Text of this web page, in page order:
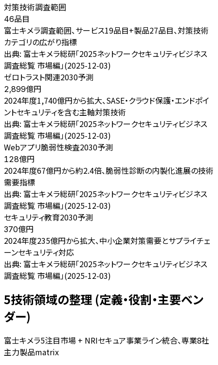
対策技術調査範囲
46品目
富士キメラ調査範囲、サービス19品目+製品27品目、対策技術
カテゴリの広がり指標
出典: 富士キメラ総研「2025ネットワークセキュリティビジネス
調査総覧 市場編」(2025-12-03)
ゼロトラスト関連2030予測
2,899億円
2024年度1,740億円から拡大、SASE・クラウド保護・エンドポイ
ントセキュリティを含む主軸対策技術
出典: 富士キメラ総研「2025ネットワークセキュリティビジネス
調査総覧 市場編」(2025-12-03)
Webアプリ脆弱性検査2030予測
128億円
2024年度67億円から約2.4倍、脆弱性診断の内製化進展の技術
需要指標
出典: 富士キメラ総研「2025ネットワークセキュリティビジネス
調査総覧 市場編」(2025-12-03)
セキュリティ教育2030予測
370億円
2024年度235億円から拡大、中小企業対策需要とサプライチェ
ーンセキュリティ対応
出典: 富士キメラ総研「2025ネットワークセキュリティビジネス
調査総覧 市場編」(2025-12-03)
5技術領域の整理 (定義・役割・主要ベン
ダー)
富士キメラ5注目市場 + NRIセキュア事業ライン統合、専業8社
主力製品matrix